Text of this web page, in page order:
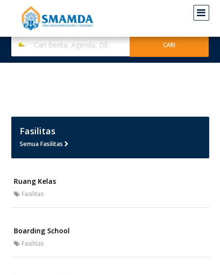
Fasilitas
Semua Fasilitas
Ruang Kelas
Fasilitas
Boarding School
Fasilitas